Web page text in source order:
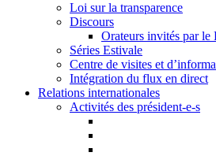
Loi sur la transparence
Discours
Orateurs invités par le
Séries Estivale
Centre de visites et
Intégration du flux en direct
Relations internationales
Activités des président-e-s